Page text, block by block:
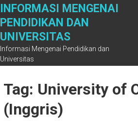
Skip
content
INFORMASI MENGENAI
PENDIDIKAN DAN
UNIVERSITAS
Informasi Mengenai Pendidikan dan
Universitas
Tag: University of
(Inggris)